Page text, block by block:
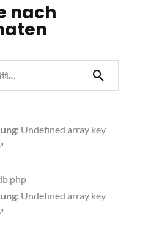
nach
Undefined array key
Undefined array key